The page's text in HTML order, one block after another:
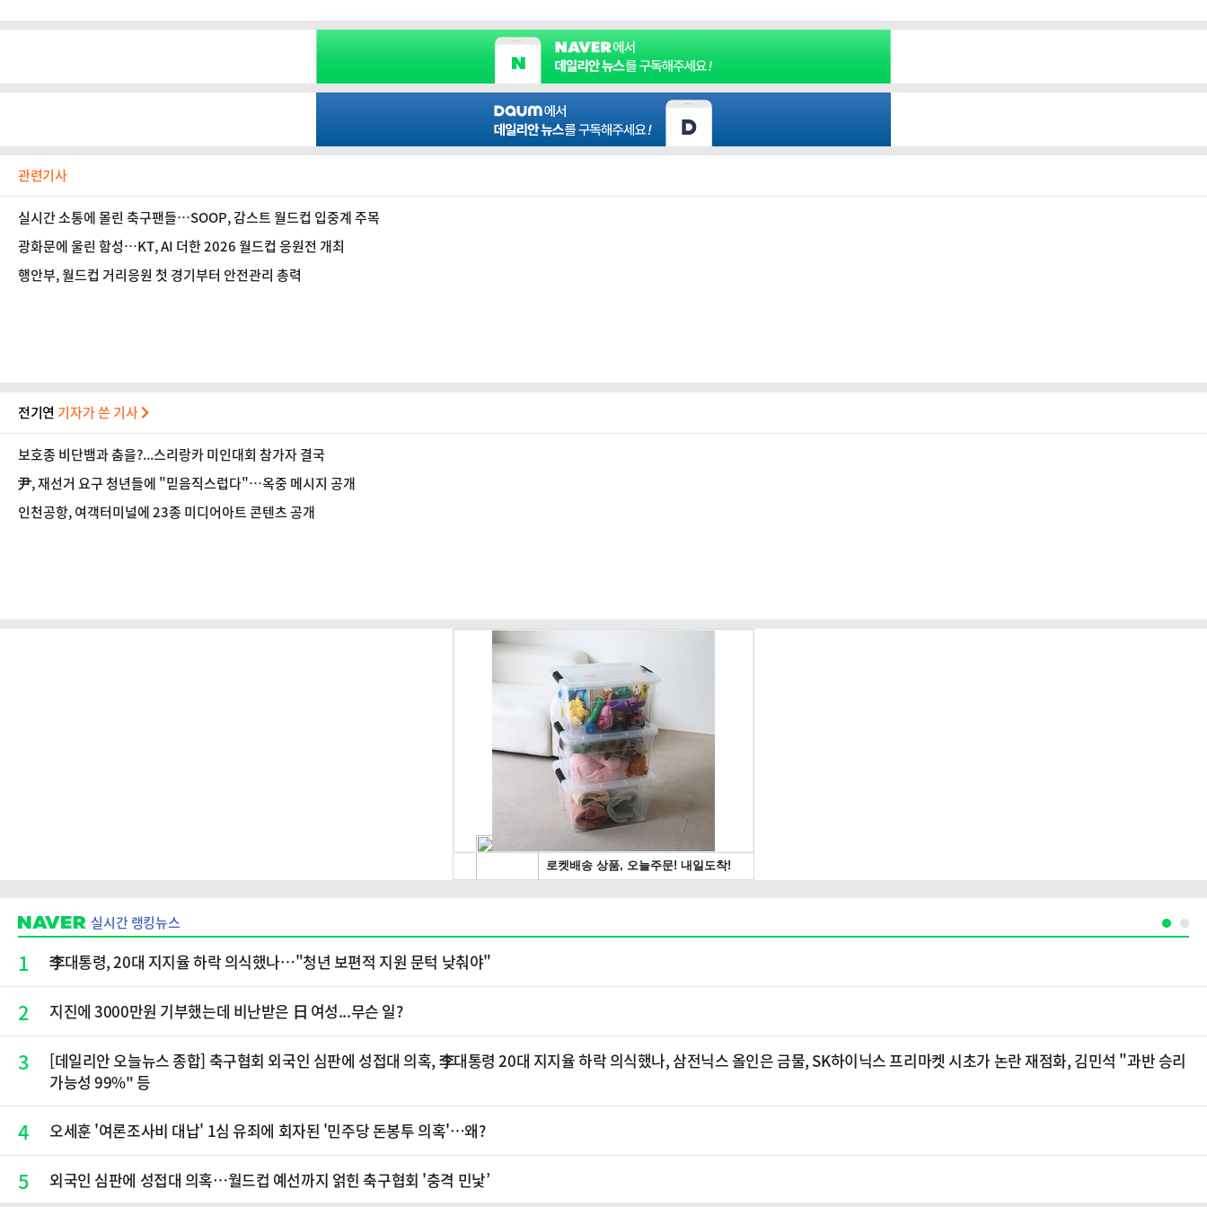
관련기사
실시간 소통에 몰린 축구팬들…SOOP, 감스트 월드컵 입중계 주목
광화문에 울린 함성…KT, AI 더한 2026 월드컵 응원전 개최
행안부, 월드컵 거리응원 첫 경기부터 안전관리 총력
전기연 기자가 쓴 기사
보호종 비단뱀과 춤을?...스리랑카 미인대회 참가자 결국
尹, 재선거 요구 청년들에 "믿음직스럽다"…옥중 메시지 공개
인천공항, 여객터미널에 23종 미디어아트 콘텐츠 공개
실시간 랭킹뉴스
1 李대통령, 20대 지지율 하락 의식했나…"청년 보편적 지원 문턱 낮춰야"
2 지진에 3000만원 기부했는데 비난받은 日 여성...무슨 일?
3
[데일리안 오늘뉴스 종합] 축구협회 외국인 심판에 성접대 의혹, 李대통령 20대 지지율 하락 의식했나, 삼전닉스 올인은 금물, SK하이닉스 프리마켓 시초가 논란 재점화, 김민석 "과반 승리
가능성 99%" 등
4 오세훈 '여론조사비 대납' 1심 유죄에 회자된 '민주당 돈봉투 의혹'…왜?
5 외국인 심판에 성접대 의혹…월드컵 예선까지 얽힌 축구협회 '충격 민낯’